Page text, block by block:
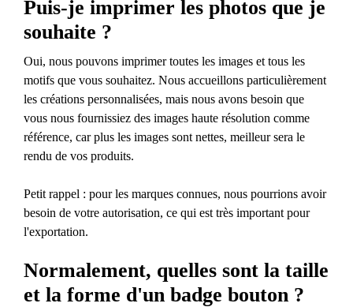
Puis-je imprimer les photos que je
souhaite ?
Oui, nous pouvons imprimer toutes les images et tous les
motifs que vous souhaitez. Nous accueillons particulièrement
les créations personnalisées, mais nous avons besoin que
vous nous fournissiez des images haute résolution comme
référence, car plus les images sont nettes, meilleur sera le
rendu de vos produits.
Petit rappel : pour les marques connues, nous pourrions avoir
besoin de votre autorisation, ce qui est très important pour
l'exportation.
Normalement, quelles sont la taille
et la forme d'un badge bouton ?